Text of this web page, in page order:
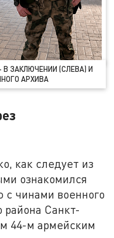
ЗАКЛЮЧЕНИИ (СЛЕВА) И
АРХИВА
как следует из
ознакомился
с чинами военного
района Санкт-
44-м армейским